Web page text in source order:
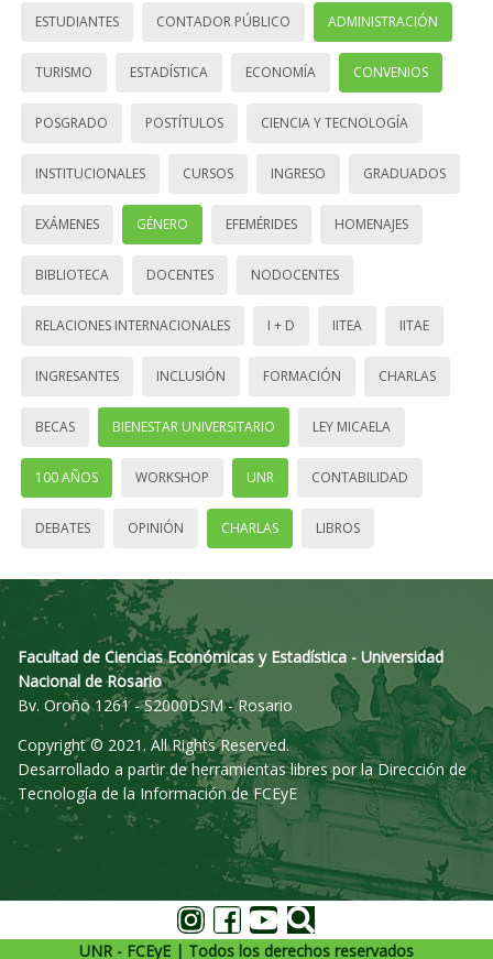
ESTUDIANTES CONTADOR PÚBLICO ADMINISTRACIÓN
TURISMO ESTADÍSTICA ECONOMÍA CONVENIOS
POSGRADO POSTÍTULOS CIENCIA Y TECNOLOGÍA
INSTITUCIONALES CURSOS INGRESO GRADUADOS
EXÁMENES GÉNERO EFEMÉRIDES HOMENAJES
BIBLIOTECA DOCENTES NODOCENTES
RELACIONES INTERNACIONALES I + D IITEA IITAE
INGRESANTES INCLUSIÓN FORMACIÓN CHARLAS
BECAS BIENESTAR UNIVERSITARIO LEY MICAELA
100 AÑOS WORKSHOP UNR CONTABILIDAD
DEBATES OPINIÓN CHARLAS LIBROS
Facultad de Ciencias Económicas y Estadística - Universidad
Nacional de Rosario
Bv. Oroño 1261 - S2000DSM - Rosario
Copyright © 2021. All Rights Reserved.
Desarrollado a partir de herramientas libres por la Dirección de
Tecnología de la Información de FCEyE
UNR - FCEyE | Todos los derechos reservados